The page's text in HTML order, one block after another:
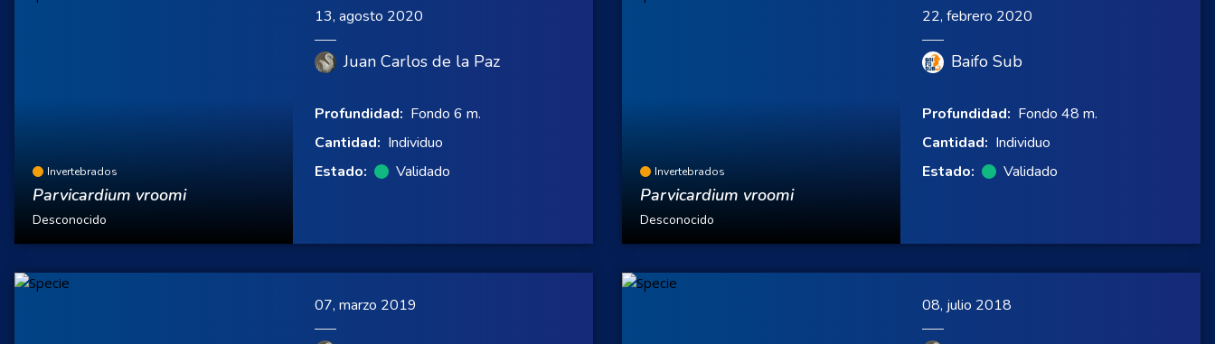
Invertebrados
Parvicardium vroomi
Desconocido
13, agosto 2020
Juan Carlos de la Paz
Profundidad: Fondo 6 m.
Cantidad: Individuo
Estado:
Validado Invertebrados
Parvicardium vroomi
Desconocido
22, febrero 2020
Baifo Sub
Profundidad: Fondo 48 m.
Cantidad: Individuo
Estado:
Validado
07, marzo 2019 08, julio 2018